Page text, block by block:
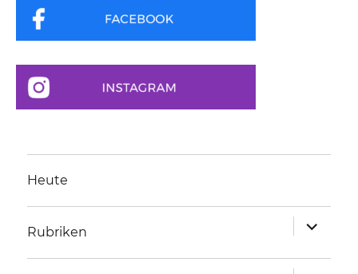
Heute
Rubriken
anzeigen